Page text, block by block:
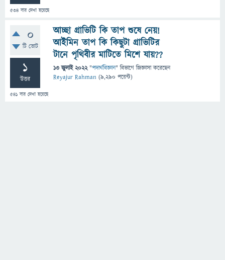
534 বার দেখা হয়েছে
0
টি ভোট
1
উত্তর
541 বার দেখা হয়েছে
আচ্ছা গ্রাভিটি কি তাপ শুষে নেয়!
আইমিন তাপ কি কিছুটা গ্রাভিটির
টানে পৃথিবীর মাটিতে মিশে যায়??
13 জুলাই 2022 "পদার্থবিজ্ঞান" বিভাগে জিজ্ঞাসাকরেছেন
Reyajur Rahman (9,290 পয়েন্ট)